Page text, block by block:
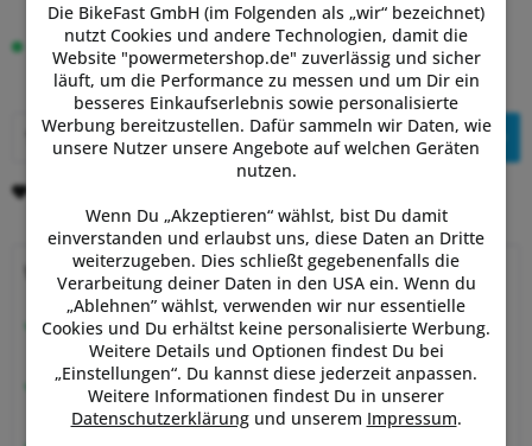
Auf Lager.Lieferung Di, 11.08. - Do, 13.08.
In den Warenkorb
Warum Powermetershop?
Beratung vom Experten
von Sportlern für Sportler
Hervorragende Kundenzufriedenheit
99,6% zufriedene Kunden bei Shopauskunft.de
Die BikeFast GmbH (im Folgenden als „wir“ bezeichnet)
nutzt Cookies und andere Technologien, damit die
Website "powermetershop.de" zuverlässig und sicher
läuft, um die Performance zu messen und um Dir ein
besseres Einkaufserlebnis sowie personalisierte
Werbung bereitzustellen. Dafür sammeln wir Daten, wie
unsere Nutzer unsere Angebote auf welchen Geräten
nutzen.
Wenn Du „Akzeptieren“ wählst, bist Du damit
einverstanden und erlaubst uns, diese Daten an Dritte
weiterzugeben. Dies schließt gegebenenfalls die
Verarbeitung deiner Daten in den USA ein. Wenn du
„Ablehnen” wählst, verwenden wir nur essentielle
Cookies und Du erhältst keine personalisierte Werbung.
Weitere Details und Optionen findest Du bei
„Einstellungen“. Du kannst diese jederzeit anpassen.
Weitere Informationen findest Du in unserer
Datenschutzerklärungund unserem Impressum.